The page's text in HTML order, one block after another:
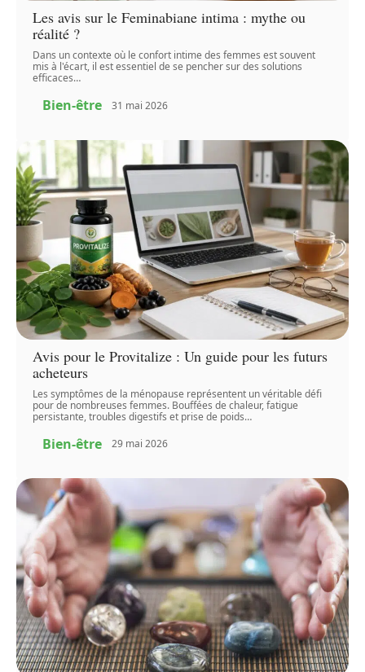
Les avis sur le Feminabiane intima : mythe ou
réalité ?
Dans un contexte où le confort intime des femmes est souvent
mis à l'écart, il est essentiel de se pencher sur des solutions
efficaces…
Bien-être 31 mai 2026
Avis pour le Provitalize : Un guide pour les futurs
acheteurs
Les symptômes de la ménopause représentent un véritable défi
pour de nombreuses femmes. Bouffées de chaleur, fatigue
persistante, troubles digestifs et prise de poids…
Bien-être 29 mai 2026